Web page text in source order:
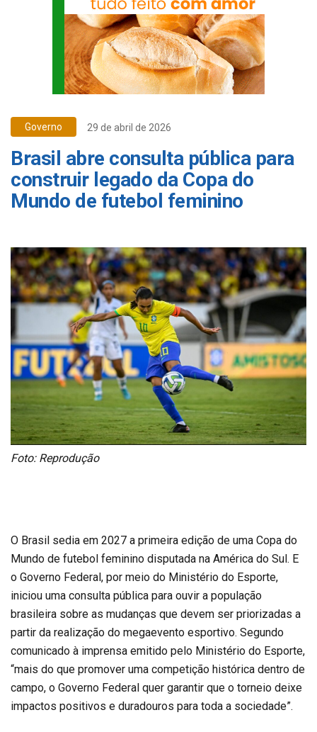
Governo 29 de abril de 2026
Brasil abre consulta pública para
construir legado da Copa do
Mundo de futebol feminino
Foto: Reprodução
O Brasil sedia em 2027 a primeira edição de uma Copa do
Mundo de futebol feminino disputada na América do Sul. E
o Governo Federal, por meio do Ministério do Esporte,
iniciou uma consulta pública para ouvir a população
brasileira sobre as mudanças que devem ser priorizadas a
partir da realização do megaevento esportivo. Segundo
comunicado à imprensa emitido pelo Ministério do Esporte,
“mais do que promover uma competição histórica dentro de
campo, o Governo Federal quer garantir que o torneio deixe
impactos positivos e duradouros para toda a sociedade”.